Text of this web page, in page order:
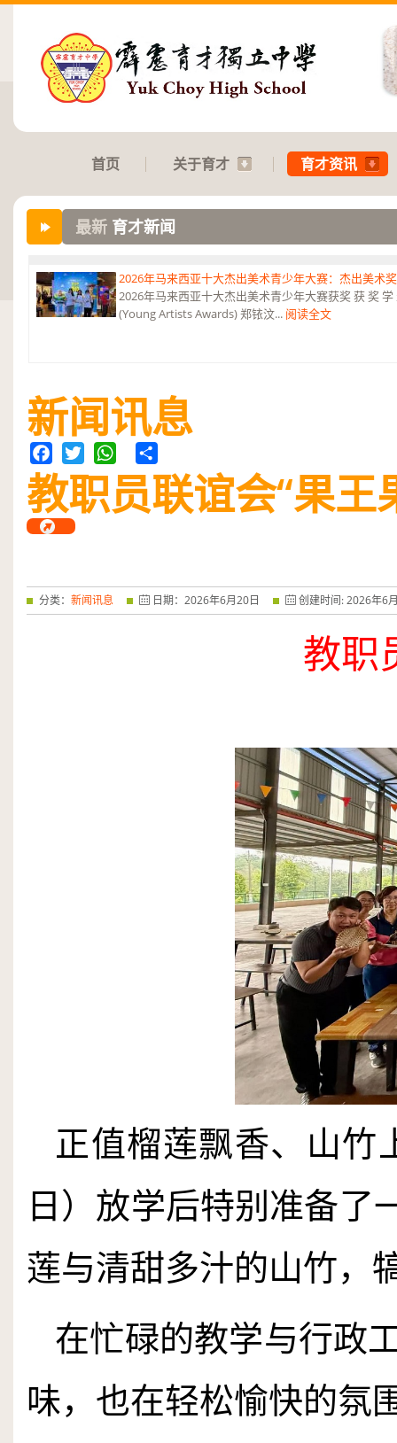
首页 关于育才 育才资讯
最新 育才新闻
2026年第三届《和韵》国际音乐杯：华乐团 2金、4银、6铜及5项参与
2026年第三届《和韵》国际音乐杯 华乐团荣获2金、4银、6铜及5项参
夺锦》 弹拨合奏...阅读全文
(Young Artists Awards) 郑铱汶...
新闻讯息
Facebook
TwitterWhatsApp
Share
教职员联谊会“果王
分类： 新闻讯息 日期： 2026年6月20日 创建时间:2026年6
教职
正值榴莲飘香、山竹
日）放学后特别准备了
莲与清甜多汁的山竹，
在忙碌的教学与行政
味，也在轻松愉快的氛